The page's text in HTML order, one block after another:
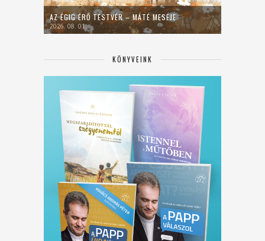
AZ ÉGIG ÉRŐ TESTVÉR – MÁTÉ MESÉJE
2026. 08. 01.
KÖNYVEINK